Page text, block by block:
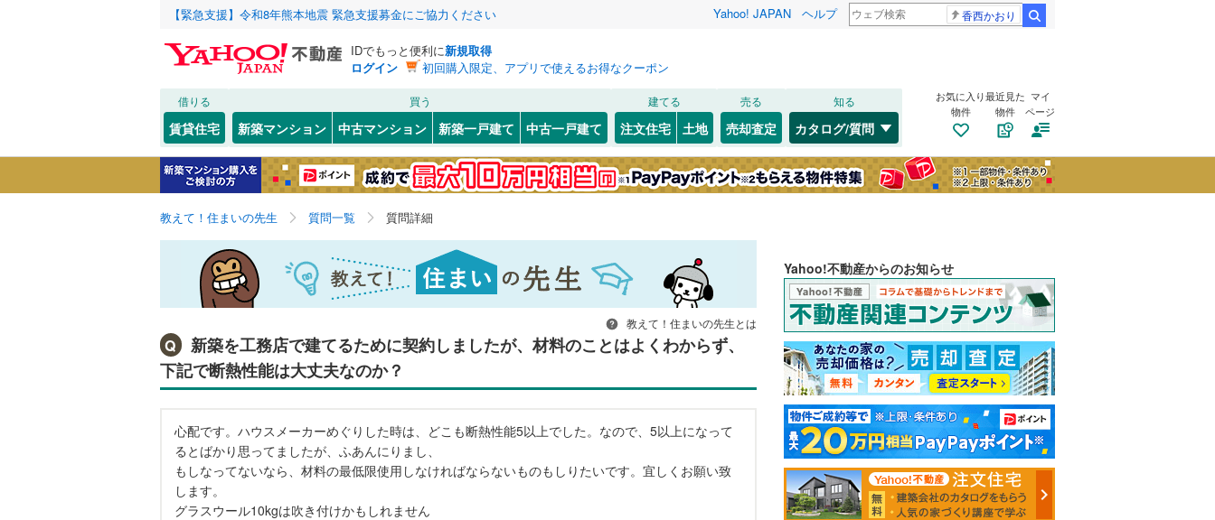
【緊急支援】令和8年熊本地震 緊急支援募金にご協力ください Yahoo! JAPAN ヘルプ 香西かおり
IDでもっと便利に新規取得
ログイン
初回購入限定、アプリで使えるお得なクーポン
借りる
賃貸住宅
買う
新築マンション 中古マンション 新築一戸建て 中古一戸建て
建てる
注文住宅 土地
売る
売却査定
知る
カタログ/質問
お気に入り
物件
最近見た
物件
マイ
ページ
教えて！住まいの先生 質問一覧 質問詳細
教えて！住まいの先生とは
Q
新築を工務店で建てるために契約しましたが、材料のことはよくわからず、
下記で断熱性能は大丈夫なのか？
心配です。ハウスメーカーめぐりした時は、どこも断熱性能5以上でした。なので、5以上になって
るとばかり思ってましたが、ふあんにりまし、
もしなってないなら、材料の最低限使用しなければならないものもしりたいです。宜しくお願い致
します。
グラスウール10kgは吹き付けかもしれません
Yahoo!不動産からのお知らせ